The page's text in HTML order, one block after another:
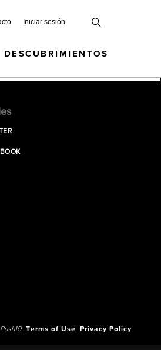
Iniciar sesión
DESCUBRIMIENTOS
Terms of Use Privacy Policy